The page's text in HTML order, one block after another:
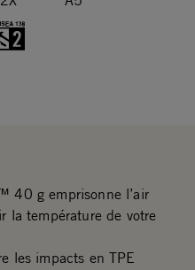
40 g emprisonne l’air
la température de votre
les impacts en TPE